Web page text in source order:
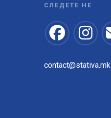
СЛЕДЕТЕ НЕ
contact@stativa.mk